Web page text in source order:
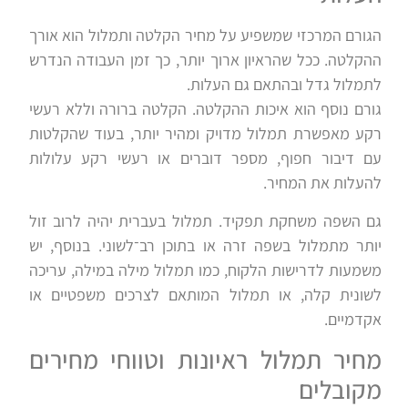
הגורם המרכזי שמשפיע על מחיר הקלטה ותמלול הוא אורך
ההקלטה. ככל שהראיון ארוך יותר, כך זמן העבודה הנדרש
לתמלול גדל ובהתאם גם העלות.
גורם נוסף הוא איכות ההקלטה. הקלטה ברורה וללא רעשי
רקע מאפשרת תמלול מדויק ומהיר יותר, בעוד שהקלטות
עם דיבור חפוף, מספר דוברים או רעשי רקע עלולות
להעלות את המחיר.
גם השפה משחקת תפקיד. תמלול בעברית יהיה לרוב זול
יותר מתמלול בשפה זרה או בתוכן רב־לשוני. בנוסף, יש
משמעות לדרישות הלקוח, כמו תמלול מילה במילה, עריכה
לשונית קלה, או תמלול המותאם לצרכים משפטיים או
אקדמיים.
מחיר תמלול ראיונות וטווחי מחירים
מקובלים